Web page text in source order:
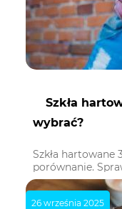
Szkła
wybrać?
Szkła hartowane
porównanie.
wybrać dla
dla siebie.
26 września 2025